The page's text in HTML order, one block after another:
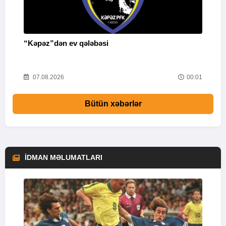
“Kəpəz”dən ev qələbəsi
07.08.2026 00:01
Bütün xəbərlər
İDMAN MƏLUMATLARI